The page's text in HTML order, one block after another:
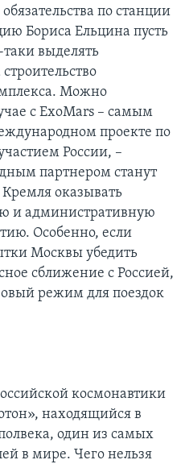
по станции
Бориса Ельцина пусть
выделять
Можно
с ExoMars – самым
проекте по
России, –
партнером станут
оказывать
и административную
Особенно, если
Москвы убедить
сближение с Россией,
режим для поездок
космонавтики
находящийся в
один из самых
в мире. Чего нельзя